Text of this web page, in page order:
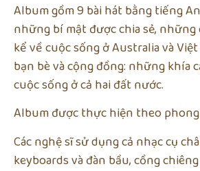
Album gồm 9 bài hát bằng tiếng
những bí mật được chia sẻ,
kể về cuộc sống ở Australia và
bạn bè và cộng đồng: những khía
cuộc sống ở cả hai đất nước.
Album được thực hiện theo
Các nghệ sĩ sử dụng cả nhạc cụ
keyboards và đàn bầu, cồng